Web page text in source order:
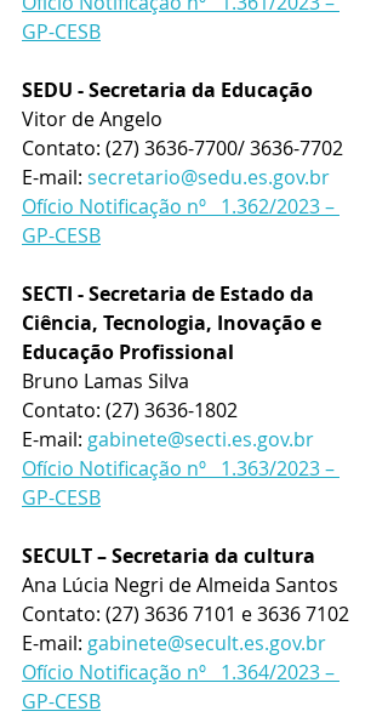
GP-CESB
SEDU - Secretaria da Educação
Vitor de Angelo
Contato: (27) 3636-7700/ 3636-7702
E-mail: secretario@sedu.es.gov.br
Ofício Notificação nº   1.362/2023 –
GP-CESB
SECTI - Secretaria de Estado da
Ciência, Tecnologia, Inovação e
Educação Profissional
Bruno Lamas Silva
Contato: (27) 3636-1802
E-mail: gabinete@secti.es.gov.br
Ofício Notificação nº   1.363/2023 –
GP-CESB
SECULT – Secretaria da cultura
Ana Lúcia Negri de Almeida Santos
Contato: (27) 3636 7101 e 3636 7102
E-mail: gabinete@secult.es.gov.br
Ofício Notificação nº   1.364/2023 –
GP-CESB